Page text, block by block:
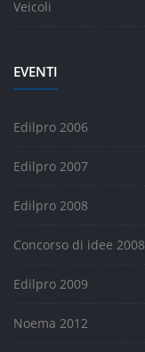
Veicoli
EVENTI
Edilpro 2006
Edilpro 2007
Edilpro 2008
Concorso di idee 2008
Edilpro 2009
Noema 2012